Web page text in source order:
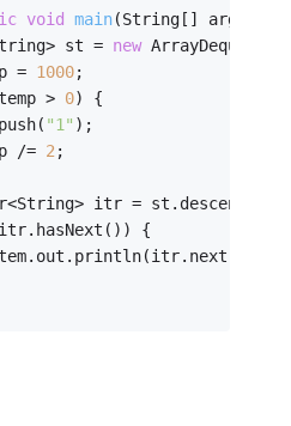
void main(String[] args)
st =
new
= 1000;
> 0) {
"1" );
/=
2;
itr =
{